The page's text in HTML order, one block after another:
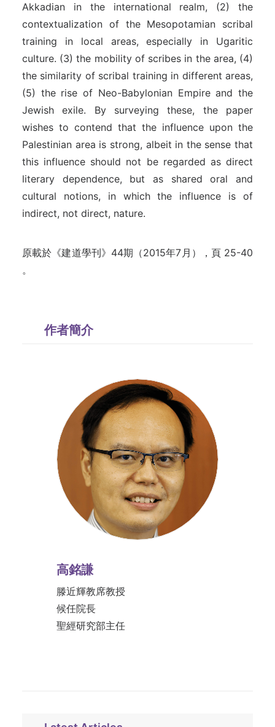
Akkadian in the international realm, (2) the
contextualization of the Mesopotamian scribal
training in local areas, especially in Ugaritic
culture. (3) the mobility of scribes in the area, (4)
the similarity of scribal training in different areas,
(5) the rise of Neo-Babylonian Empire and the
Jewish exile. By surveying these, the paper
wishes to contend that the influence upon the
Palestinian area is strong, albeit in the sense that
this influence should not be regarded as direct
literary dependence, but as shared oral and
cultural notions, in which the influence is of
indirect, not direct, nature.
原載於《建道學刊》44期（2015年7月），頁 25-40
。
作者簡介
高銘謙
滕近輝教席教授
候任院長
聖經研究部主任